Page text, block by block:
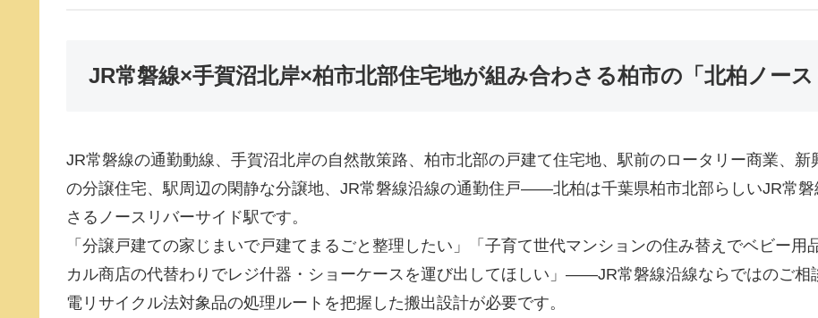
JR常磐線×手賀沼北岸×柏市北部住宅地が組み合わさる柏市の「北柏ノー
JR常磐線の通勤動線、手賀沼北岸の自然散策路、柏市北部の戸建て住宅地、駅前のロータリー商業、
の分譲住宅、駅周辺の閑静な分譲地、JR常磐線沿線の通勤住戸――北柏は千葉県柏市北部らしいJR常
さるノースリバーサイド駅です。
「分譲戸建ての家じまいで戸建てまるごと整理したい」「子育て世代マンションの住み替えでベビー
カル商店の代替わりでレジ什器・ショーケースを運び出してほしい」――JR常磐線沿線ならではのご相
電リサイクル法対象品の処理ルートを把握した搬出設計が必要です。